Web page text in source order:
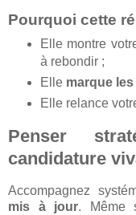
Pourquoi cette
Elle montre
à rebondir ;
Elle marque
Elle relance
Penser
candidature
Accompagnez
mis à jour. Même